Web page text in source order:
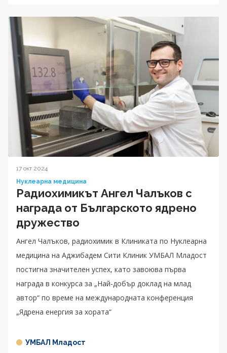
17 окт 2024
Нуклеарна медицина
Радиохимикът Ангел Чалъков с
награда от Българското ядрено
дружество
Ангел Чалъков, радиохимик в Клиниката по Нуклеарна
медицина на Аджибадем Сити Клиник УМБАЛ Младост
постигна значителен успех, като завоюва първа
награда в конкурса за „Най-добър доклад на млад
автор“ по време на международната конференция
„Ядрена енергия за хората“
УМБАЛ Младост